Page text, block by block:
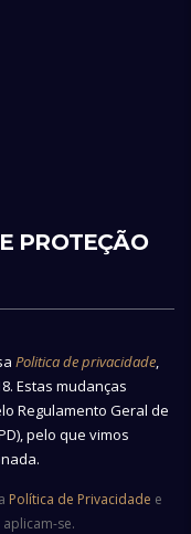
PROTEÇÃO
Politica de privacidade,
Estas mudanças
Regulamento Geral de
pelo que vimos
Política de Privacidade e
se.